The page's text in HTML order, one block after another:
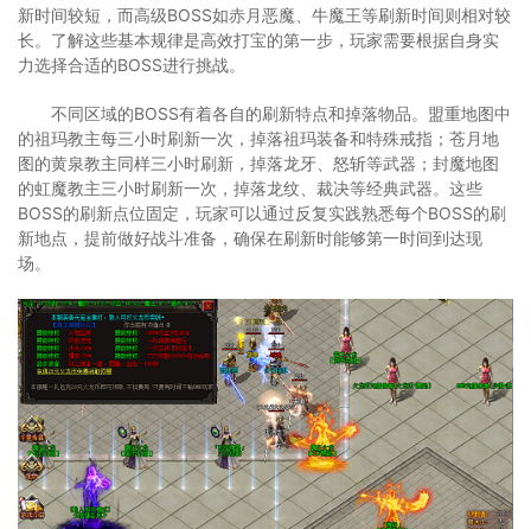
新时间较短，而高级BOSS如赤月恶魔、牛魔王等刷新时间则相对较
长。了解这些基本规律是高效打宝的第一步，玩家需要根据自身实
力选择合适的BOSS进行挑战。
不同区域的BOSS有着各自的刷新特点和掉落物品。盟重地图中
的祖玛教主每三小时刷新一次，掉落祖玛装备和特殊戒指；苍月地
图的黄泉教主同样三小时刷新，掉落龙牙、怒斩等武器；封魔地图
的虹魔教主三小时刷新一次，掉落龙纹、裁决等经典武器。这些
BOSS的刷新点位固定，玩家可以通过反复实践熟悉每个BOSS的刷
新地点，提前做好战斗准备，确保在刷新时能够第一时间到达现
场。